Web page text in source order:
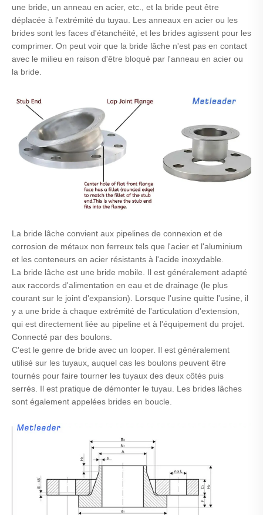
une bride, un anneau en acier, etc., et la bride peut être
déplacée à l'extrémité du tuyau. Les anneaux en acier ou les
brides sont les faces d'étanchéité, et les brides agissent pour les
comprimer. On peut voir que la bride lâche n'est pas en contact
avec le milieu en raison d'être bloqué par l'anneau en acier ou
la bride.
La bride lâche convient aux pipelines de connexion et de
corrosion de métaux non ferreux tels que l'acier et l'aluminium
et les conteneurs en acier résistants à l'acide inoxydable.
La bride lâche est une bride mobile. Il est généralement adapté
aux raccords d'alimentation en eau et de drainage (le plus
courant sur le joint d'expansion). Lorsque l'usine quitte l'usine, il
y a une bride à chaque extrémité de l'articulation d'extension,
qui est directement liée au pipeline et à l'équipement du projet.
Connecté par des boulons.
C'est le genre de bride avec un looper. Il est généralement
utilisé sur les tuyaux, auquel cas les boulons peuvent être
tournés pour faire tourner les tuyaux des deux côtés puis
serrés. Il est pratique de démonter le tuyau. Les brides lâches
sont également appelées brides en boucle.